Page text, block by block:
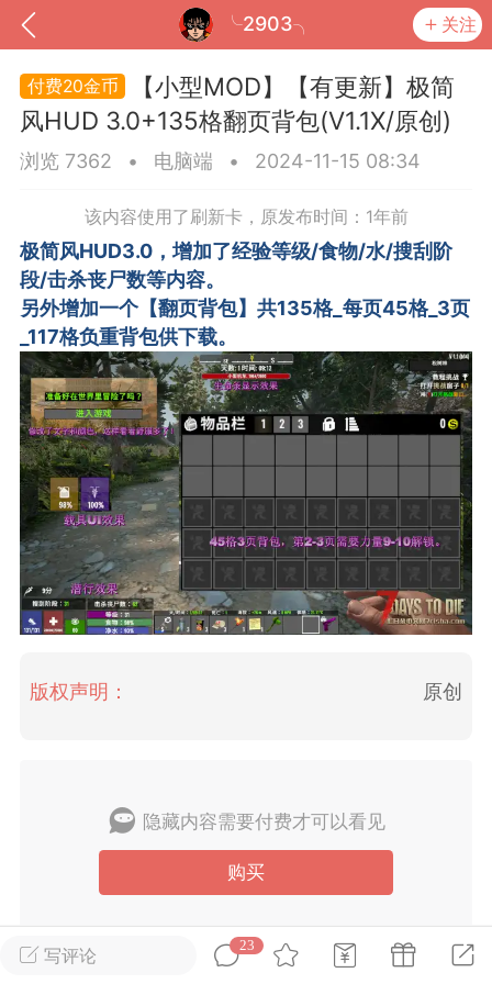
╰2903╮ 关注
我的钱包 道具 排行榜
MOD下载 攻略教程 联机招募
大人
Lv.8
02-10 15:45
电脑端 其他&工具
卖挂
禁止发布联机可用的作弊模组，
作弊模组的发布规范近期收到一些信息
2.23w
大人
Lv.8
写评论
23
20金币
【小型MOD】【有更新】极简
风HUD 3.0+135格翻页背包(V1.1X/原创)
浏览 7362 • 电脑端 • 2024-11-15 08:34
该内容使用了刷新卡，原发布时间：1年前
极简风HUD3.0，增加了经验等级/食物/水/搜刮阶
段/击杀丧尸数等内容。
另外增加一个【翻页背包】共135格_每页45格_3页
_117格负重背包供下载。
版权声明： 原创
隐藏内容需要付费才可以看见
购买